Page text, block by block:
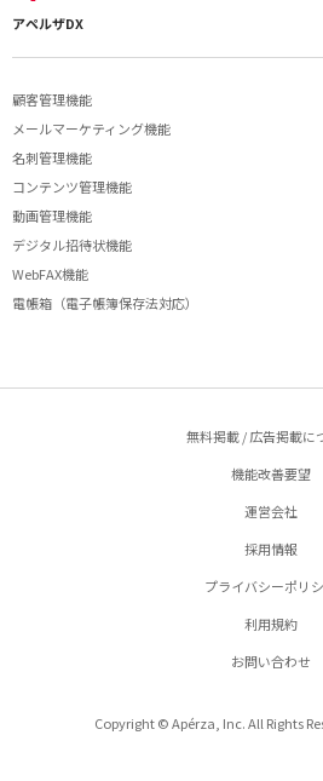
アペルザDX
顧客管理機能
メールマーケティング機能
名刺管理機能
コンテンツ管理機能
動画管理機能
デジタル招待状機能
WebFAX機能
電帳箱（電子帳簿保存法対応）
無料掲載 / 広告掲載に
機能改善要望
運営会社
採用情報
プライバシーポリ
利用規約
お問い合わせ
Copyright © Apérza, Inc. All Rights